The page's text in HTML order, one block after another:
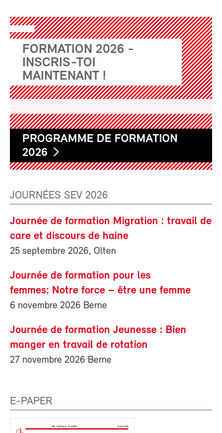
FORMATION 2026 -
INSCRIS-TOI
MAINTENANT !
PROGRAMME DE FORMATION
2026
JOURNÉES SEV 2026
Journée de formation Migration : travail de
care et discours de haine
25 septembre 2026, Olten
Journée de formation pour les
femmes: Notre force – être une femme
6 novembre 2026 Berne
Journée de formation Jeunesse : Bien
manger en travail de rotation
27 novembre 2026 Berne
E-PAPER